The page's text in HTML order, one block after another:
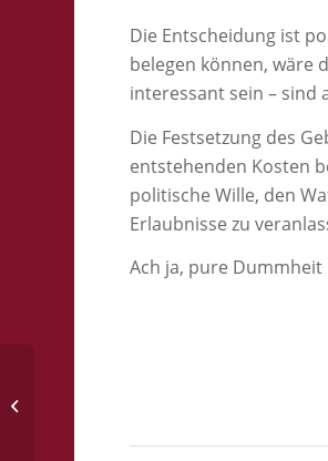
Die Entscheidung ist
belegen können, wäre
interessant sein –
Die Festsetzung des
entstehenden Kosten
politische Wille, den
Erlaubnisse zu
Ach ja, pure